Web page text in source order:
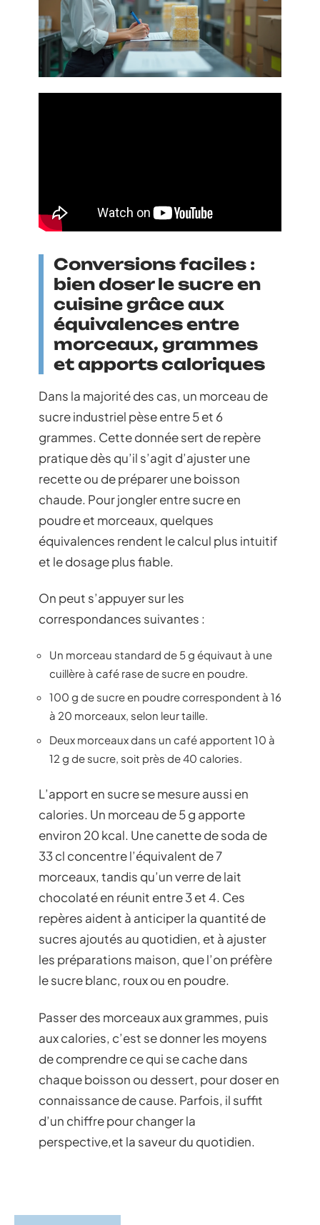
Conversions faciles :
bien doser le sucre en
cuisine grâce aux
équivalences entre
morceaux, grammes
et apports caloriques
Dans la majorité des cas, un morceau de
sucre industriel pèse entre 5 et 6
grammes. Cette donnée sert de repère
pratique dès qu’il s’agit d’ajuster une
recette ou de préparer une boisson
chaude. Pour jongler entre sucre en
poudre et morceaux, quelques
équivalences rendent le calcul plus intuitif
et le dosage plus fiable.
On peut s’appuyer sur les
correspondances suivantes :
Un morceau standard de 5 g équivaut à une
cuillère à café rase de sucre en poudre.
100 g de sucre en poudre correspondent à 16
à 20 morceaux, selon leur taille.
Deux morceaux dans un café apportent 10 à
12 g de sucre, soit près de 40 calories.
L’apport en sucre se mesure aussi en
calories. Un morceau de 5 g apporte
environ 20 kcal. Une canette de soda de
33 cl concentre l’équivalent de 7
morceaux, tandis qu’un verre de lait
chocolaté en réunit entre 3 et 4. Ces
repères aident à anticiper la quantité de
sucres ajoutés au quotidien, et à ajuster
les préparations maison, que l’on préfère
le sucre blanc, roux ou en poudre.
Passer des morceaux aux grammes, puis
aux calories, c’est se donner les moyens
de comprendre ce qui se cache dans
chaque boisson ou dessert, pour doser en
connaissance de cause. Parfois, il suffit
d’un chiffre pour changer la
perspective,et la saveur du quotidien.